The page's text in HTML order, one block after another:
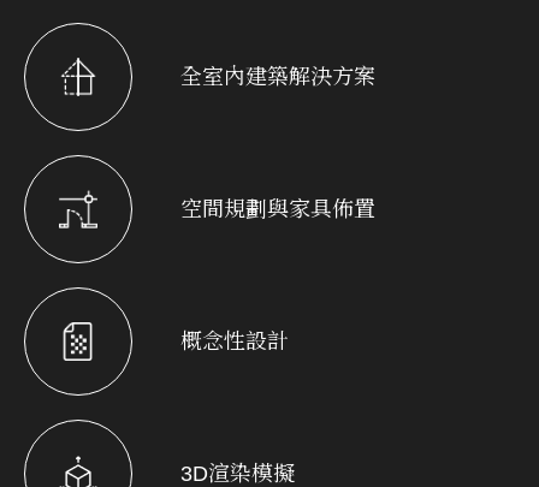
全室內建築解決方案
空間規劃與家具佈置
概念性設計
3D渲染模擬